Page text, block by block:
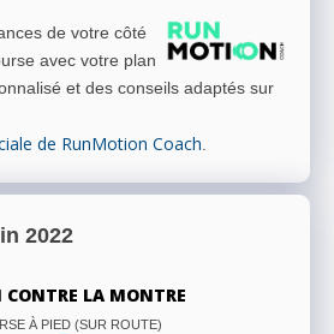
de votre côté
avec votre plan
et des conseils adaptés sur
de RunMotion Coach.
2022
LA MONTRE
À PIED (SUR ROUTE)